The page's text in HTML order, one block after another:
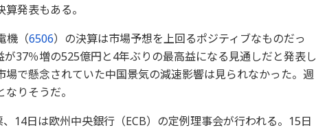
発表もある。
機（6506）の決算は市場予想を上回るポジティブなものだっ
37％増の525億円と4年ぶりの最高益になる見通しだと発表し
場で懸念されていた中国景気の減速影響は見られなかった。週
りそうだ。
14日は欧州中央銀行（ECB）の定例理事会が行われる。15日